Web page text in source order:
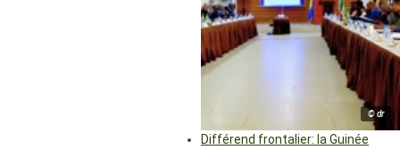
© dr
Différend frontalier: la Guinée